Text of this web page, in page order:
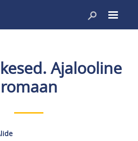
Ajalooline
romaan